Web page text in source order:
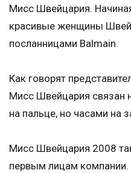
Мисс Швейцария.
красивые женщины
посланницами Balmain.
Как говорят
Мисс Швейцария связан
на пальце, но часами на
Мисс Швейцария 2008
первым лицам компании.